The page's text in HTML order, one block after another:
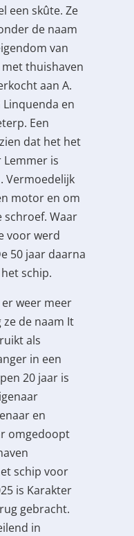
een skûte. Ze
de naam
van
met thuishaven
aan A.
en
Een
dat het het
is
Vermoedelijk
motor en om
Waar
voor werd
50 jaar daarna
schip.
weer meer
de naam It
als
in een
20 jaar is
en
omgedoopt
schip voor
is Karakter
gebracht.
in